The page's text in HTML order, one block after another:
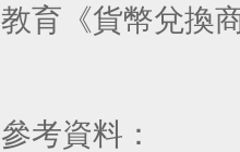
教育《貨幣兌換
參考資料：